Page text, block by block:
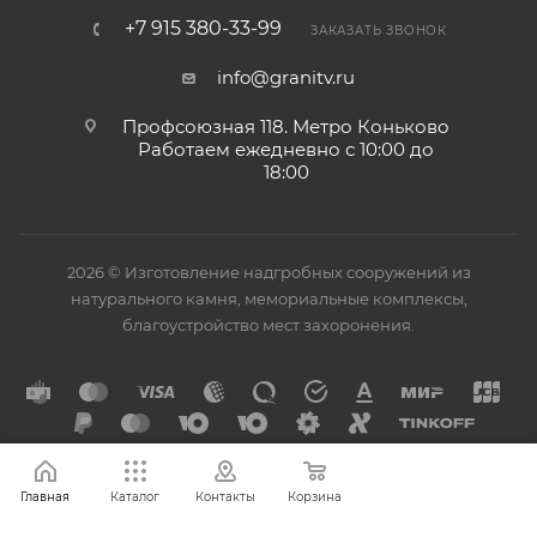
+7 915 380-33-99 ЗАКАЗАТЬ ЗВОНОК
info@granitv.ru
Профсоюзная 118. Метро Коньково
Работаем ежедневно с 10:00 до
18:00
2026 © Изготовление надгробных сооружений из
натурального камня, мемориальные комплексы,
благоустройство мест захоронения.
Главная Каталог Контакты Корзина